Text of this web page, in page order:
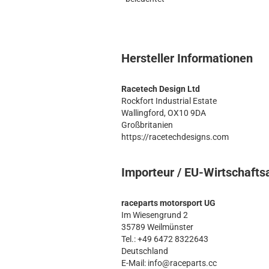
Hersteller Informationen
Racetech Design Ltd
Rockfort Industrial Estate
Wallingford, OX10 9DA
Großbritanien
https://racetechdesigns.com
Importeur / EU-
raceparts motorsport UG
Im Wiesengrund 2
35789 Weilmünster
Tel.: +49 6472 8322643
Deutschland
E-Mail: info@raceparts.cc